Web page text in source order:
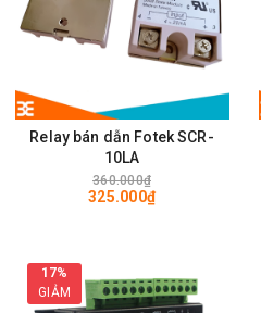
Relay bán dẫn Fotek SCR-
10LA
360.000₫
325.000₫
17%
GIẢM